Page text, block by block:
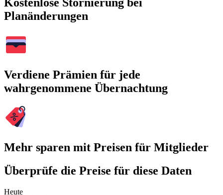
Planänderungen
Verdiene Prämien für jede
wahrgenommene Übernachtung
Mehr sparen mit Preisen für Mitglieder
Überprüfe die Preise für diese Daten
Heute